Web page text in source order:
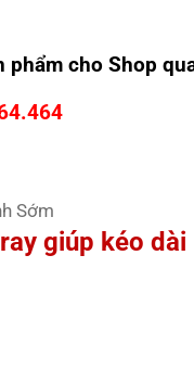
phẩm cho Shop
Sớm
giúp kéo dài